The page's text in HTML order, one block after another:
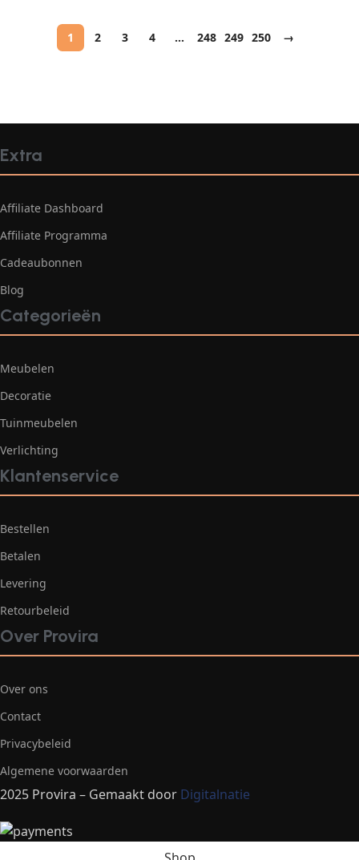
1 2 3 4 … 248 249 250 →
Extra
Affiliate Dashboard
Affiliate Programma
Cadeaubonnen
Blog
Categorieën
Meubelen
Decoratie
Tuinmeubelen
Verlichting
Klantenservice
Bestellen
Betalen
Levering
Retourbeleid
Over Provira
Over ons
Contact
Privacybeleid
Algemene voorwaarden
2025 Provira – Gemaakt door Digitalnatie